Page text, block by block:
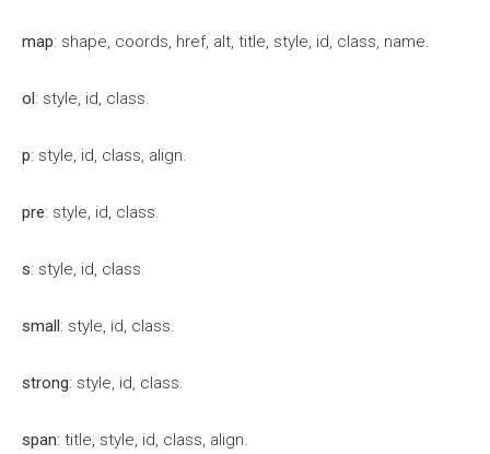
map: shape, coords, href, alt, title, style, id, class, name.
ol: style, id, class.
p: style, id, class, align.
pre: style, id, class.
s: style, id, class.
small: style, id, class.
strong: style, id, class.
span: title, style, id, class, align.